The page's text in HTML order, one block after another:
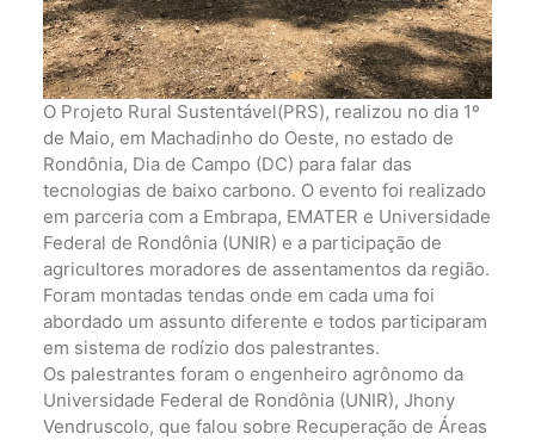
O Projeto Rural Sustentável(PRS), realizou no dia 1º
de Maio, em Machadinho do Oeste, no estado de
Rondônia, Dia de Campo (DC) para falar das
tecnologias de baixo carbono. O evento foi realizado
em parceria com a Embrapa, EMATER e Universidade
Federal de Rondônia (UNIR) e a participação de
agricultores moradores de assentamentos da região.
Foram montadas tendas onde em cada uma foi
abordado um assunto diferente e todos participaram
em sistema de rodízio dos palestrantes.
Os palestrantes foram o engenheiro agrônomo da
Universidade Federal de Rondônia (UNIR), Jhony
Vendruscolo, que falou sobre Recuperação de Áreas